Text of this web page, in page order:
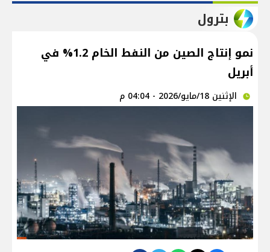
بترول
نمو إنتاج الصين من النفط الخام 1.2% في
أبريل
الإثنين 18/مايو/2026 - 04:04 م